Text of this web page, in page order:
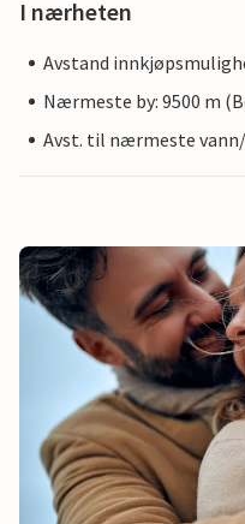
I nærheten
Avstand
Nærmeste by: 9500 m
Avst. til nærmeste